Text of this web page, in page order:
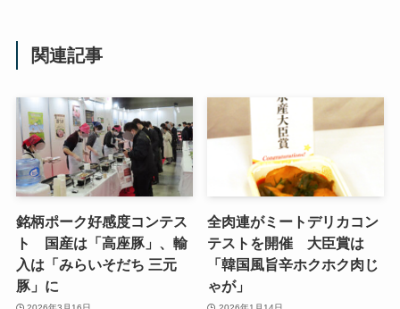
関連記事
銘柄ポーク好感度コンテス
ト 国産は「高座豚」、輸
入は「みらいそだち 三元
豚」に
全肉連がミートデリカコン
テストを開催 大臣賞は
「韓国風旨辛ホクホク肉じ
ゃが」